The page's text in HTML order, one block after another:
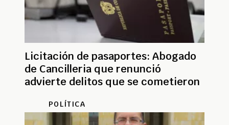
Licitación de pasaportes: Abogado
de Cancilleria que renunció
advierte delitos que se cometieron
POLÍTICA